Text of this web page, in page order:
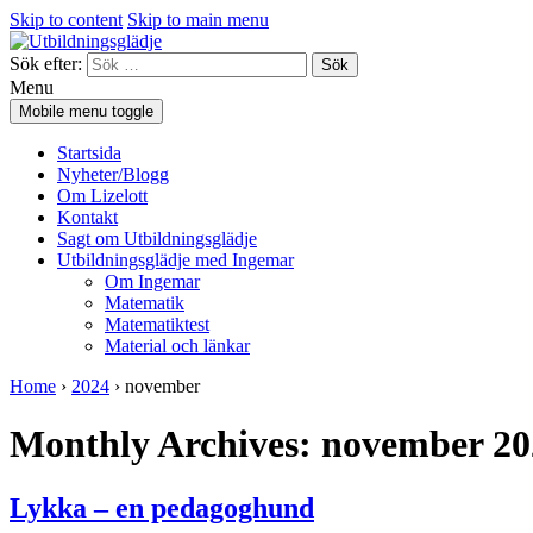
Skip to content Skip to main menu
Sök efter:
Menu
Mobile menu toggle
Startsida
Nyheter/Blogg
Om Lizelott
Kontakt
Sagt om Utbildningsglädje
Utbildningsglädje med Ingemar
Om Ingemar
Matematik
Matematiktest
Material och länkar
Home › 2024 › november
Monthly Archives: november
Lykka – en pedagoghund